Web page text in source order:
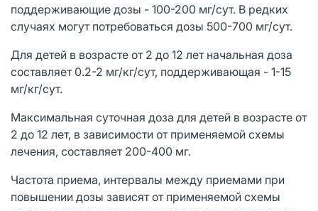
поддерживающие дозы - 100-200 мг/сут. В редких
случаях могут потребоваться дозы 500-700 мг/сут.
Для детей в возрасте от 2 до 12 лет начальная доза
составляет 0.2-2 мг/кг/сут, поддерживающая - 1-15
мг/кг/сут.
Максимальная суточная доза для детей в возрасте от
2 до 12 лет, в зависимости от применяемой схемы
лечения, составляет 200-400 мг.
Частота приема, интервалы между приемами при
повышении дозы зависят от применяемой схемы